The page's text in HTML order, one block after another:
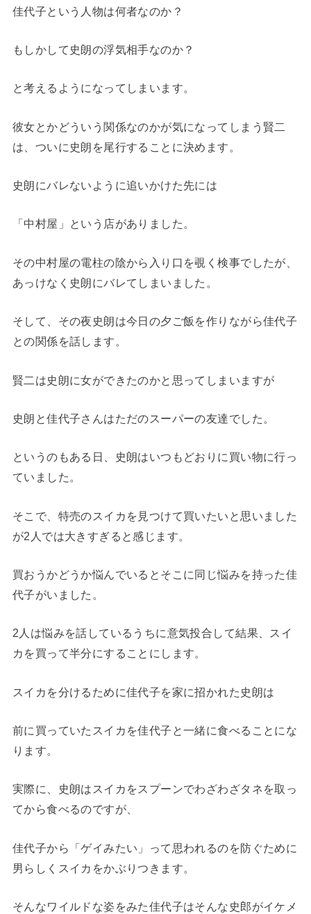
佳代子という人物は何者なのか？
もしかして史朗の浮気相手なのか？
と考えるようになってしまいます。
彼女とかどういう関係なのかが気になってしまう賢二
は、ついに史朗を尾行することに決めます。
史朗にバレないように追いかけた先には
「中村屋」という店がありました。
その中村屋の電柱の陰から入り口を覗く検事でしたが、
あっけなく史朗にバレてしまいました。
そして、その夜史朗は今日の夕ご飯を作りながら佳代子
との関係を話します。
賢二は史朗に女ができたのかと思ってしまいますが
史朗と佳代子さんはただのスーパーの友達でした。
というのもある日、史朗はいつもどおりに買い物に行っ
ていました。
そこで、特売のスイカを見つけて買いたいと思いました
が2人では大きすぎると感じます。
買おうかどうか悩んでいるとそこに同じ悩みを持った佳
代子がいました。
2人は悩みを話しているうちに意気投合して結果、スイ
カを買って半分にすることにします。
スイカを分けるために佳代子を家に招かれた史朗は
前に買っていたスイカを佳代子と一緒に食べることにな
ります。
実際に、史朗はスイカをスプーンでわざわざタネを取っ
てから食べるのですが、
佳代子から「ゲイみたい」って思われるのを防ぐために
男らしくスイカをかぶりつきます。
そんなワイルドな姿をみた佳代子はそんな史郎がイケメ